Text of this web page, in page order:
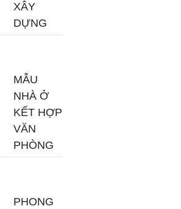
XÂY
DỰNG
MẪU
NHÀ Ở
KẾT HỢP
VĂN
PHÒNG
PHONG